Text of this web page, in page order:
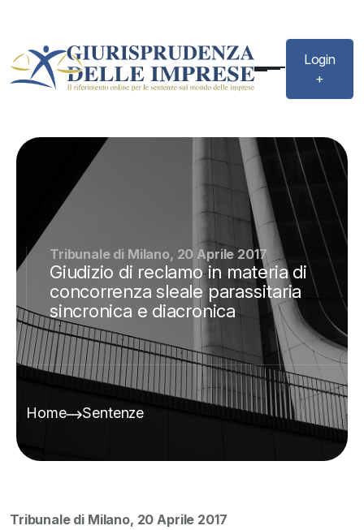
Login
+
Tribunale di Milano, 20 Aprile 2017
Giudizio di reclamo in materia di
concorrenza sleale parassitaria
sincronica e diacronica
Home Sentenze
Tribunale di Milano, 20 Aprile 2017